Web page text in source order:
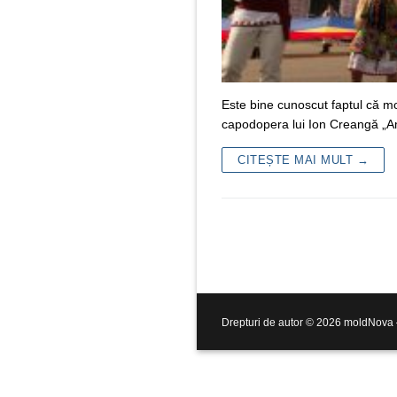
Este bine cunoscut faptul că
capodopera lui Ion Creangă
CITEȘTE MAI MULT →
Drepturi de autor © 2026 moldNova